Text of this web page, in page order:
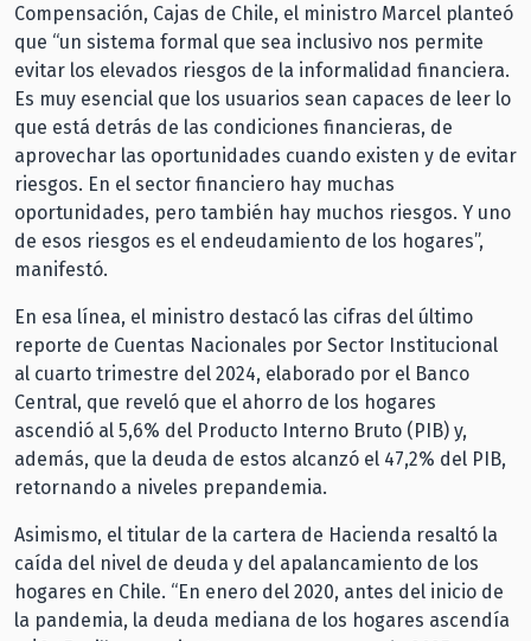
Compensación, Cajas de Chile, el ministro Marcel planteó
que “un sistema formal que sea inclusivo nos permite
evitar los elevados riesgos de la informalidad financiera.
Es muy esencial que los usuarios sean capaces de leer lo
que está detrás de las condiciones financieras, de
aprovechar las oportunidades cuando existen y de evitar
riesgos. En el sector financiero hay muchas
oportunidades, pero también hay muchos riesgos. Y uno
de esos riesgos es el endeudamiento de los hogares”,
manifestó.
En esa línea, el ministro destacó las cifras del último
reporte de Cuentas Nacionales por Sector Institucional
al cuarto trimestre del 2024, elaborado por el Banco
Central, que reveló que el ahorro de los hogares
ascendió al 5,6% del Producto Interno Bruto (PIB) y,
además, que la deuda de estos alcanzó el 47,2% del PIB,
retornando a niveles prepandemia.
Asimismo, el titular de la cartera de Hacienda resaltó la
caída del nivel de deuda y del apalancamiento de los
hogares en Chile. “En enero del 2020, antes del inicio de
la pandemia, la deuda mediana de los hogares ascendía